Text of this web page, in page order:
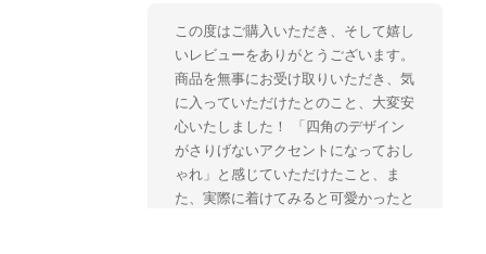
この度はご購入いただき、そして嬉し
いレビューをありがとうございます。
商品を無事にお受け取りいただき、気
に入っていただけたとのこと、大変安
心いたしました！ 「四角のデザイン
がさりげないアクセントになっておし
ゃれ」と感じていただけたこと、ま
た、実際に着けてみると可愛かったと